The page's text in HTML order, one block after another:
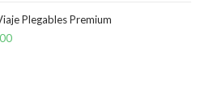
Plegables Premium
El